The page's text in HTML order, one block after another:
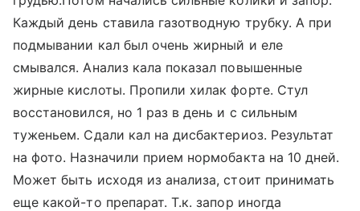
Каждый день ставила газотводную трубку. А при
подмывании кал был очень жирный и еле
смывался. Анализ кала показал повышенные
жирные кислоты. Пропили хилак форте. Стул
восстановился, но 1 раз в день и с сильным
туженьем. Сдали кал на дисбактериоз. Результат
на фото. Назначили прием нормобакта на 10 дней.
Может быть исходя из анализа, стоит принимать
еще какой-то препарат. Т.к. запор иногда